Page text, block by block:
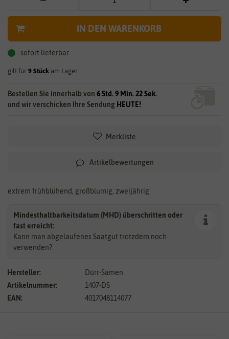
IN DEN WARENKORB
sofort lieferbar
gilt für 9 Stück am Lager.
Bestellen Sie innerhalb von 6 Std. 9 Min. 22 Sek.
und wir verschicken Ihre Sendung HEUTE!
Merkliste
Artikelbewertungen
extrem frühblühend, großblumig, zweijährig
Mindesthaltbarkeitsdatum (MHD) überschritten oder
fast erreicht:
Kann man abgelaufenes Saatgut trotzdem noch
verwenden?
Hersteller:
Dürr-Samen
Artikelnummer:
1407-DS
EAN:
4017048114077